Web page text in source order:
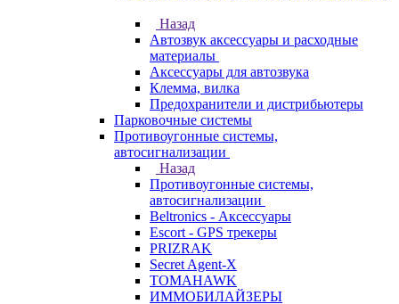
Назад
Автозвук аксессуары и расходные
материалы
Аксессуары для автозвука
Клемма, вилка
Предохранители и дистрибьютеры
Парковочные системы
Противоугонные системы,
автосигнализации
Назад
Противоугонные системы,
автосигнализации
Beltronics - Аксессуары
Escort - GPS трекеры
PRIZRAK
Secret Agent-X
TOMAHAWK
ИММОБИЛАЙЗЕРЫ